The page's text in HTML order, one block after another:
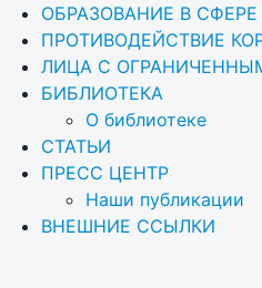
ОБРАЗОВАНИЕ В
ПРОТИВОДЕЙСТВИЕ
ЛИЦА С
БИБЛИОТЕКА
О библиотеке
СТАТЬИ
ПРЕСС ЦЕНТР
Наши публикации
ВНЕШНИЕ ССЫЛКИ